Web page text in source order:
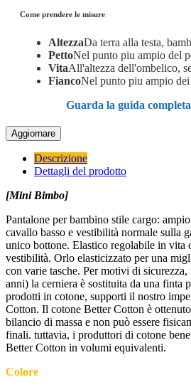
Come prendere le misure
AltezzaDa terra alla testa,
PettoNel punto piu ampio del
VitaAll'altezza dell'ombelico,
FiancoNel punto piu ampio
Guarda la guida
Descrizione
Dettagli del prodotto
[Mini Bimbo]
Pantalone per bambino stile cargo:
cavallo basso e vestibilità normale sulla
unico bottone. Elastico regolabile in vita
vestibilità. Orlo elasticizzato per una
con varie tasche. Per motivi di
anni) la cerniera è sostituita da una finta
prodotti in cotone, supporti il nostro
Cotton. Il cotone Better Cotton è
bilancio di massa e non può essere
finali. tuttavia, i produttori di cotone
Better Cotton in volumi equivalenti.
Colore